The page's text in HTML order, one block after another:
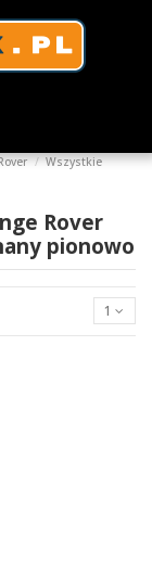
Wszystkie
Rover
pionowo
1